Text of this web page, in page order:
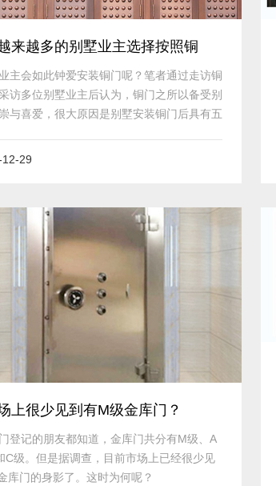
来越多的别墅业主选择按照铜
主会如此钟爱安装铜门​呢？笔者通过走访铜
访多位别墅业主后认为，铜门之所以备受别
与喜爱，很大原因是别墅安装铜门后具有五
29
查看详细
上很少见到有M级金库门？
登记的朋友都知道，金库门共分有M级、A
C级。但是据调查，目前市场上已经很少见
库门的身影了。这时为何呢？